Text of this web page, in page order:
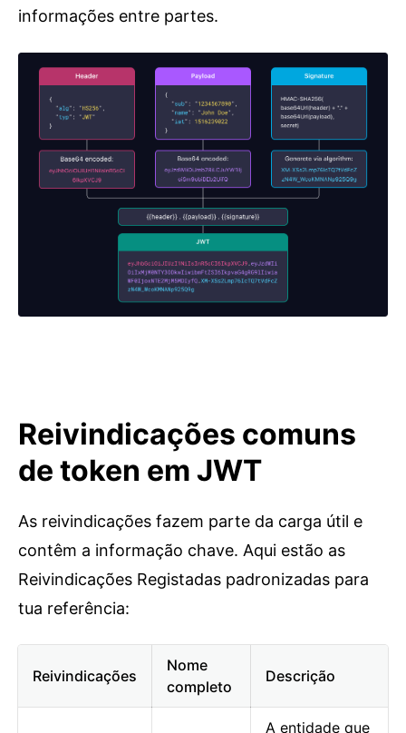
informações entre partes.
Reivindicações comuns
de token em JWT
As reivindicações fazem parte da carga útil e
contêm a informação chave. Aqui estão as
Reivindicações Registadas padronizadas para
tua referência:
Reivindicações
Nome
completo
Descrição
A entidade que